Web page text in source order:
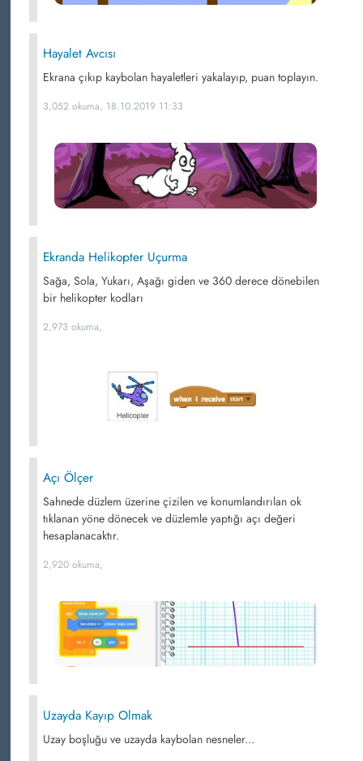
Hayalet Avcısı
Ekrana çıkıp kaybolan hayaletleri yakalayıp, puan toplayın.
3,052 okuma, 18.10.2019 11:33
Ekranda Helikopter Uçurma
Sağa, Sola, Yukarı, Aşağı giden ve 360 derece dönebilen
bir helikopter kodları
2,973 okuma,
Açı Ölçer
Sahnede düzlem üzerine çizilen ve konumlandırılan ok
tıklanan yöne dönecek ve düzlemle yaptığı açı değeri
hesaplanacaktır.
2,920 okuma,
Uzayda Kayıp Olmak
Uzay boşluğu ve uzayda kaybolan nesneler...